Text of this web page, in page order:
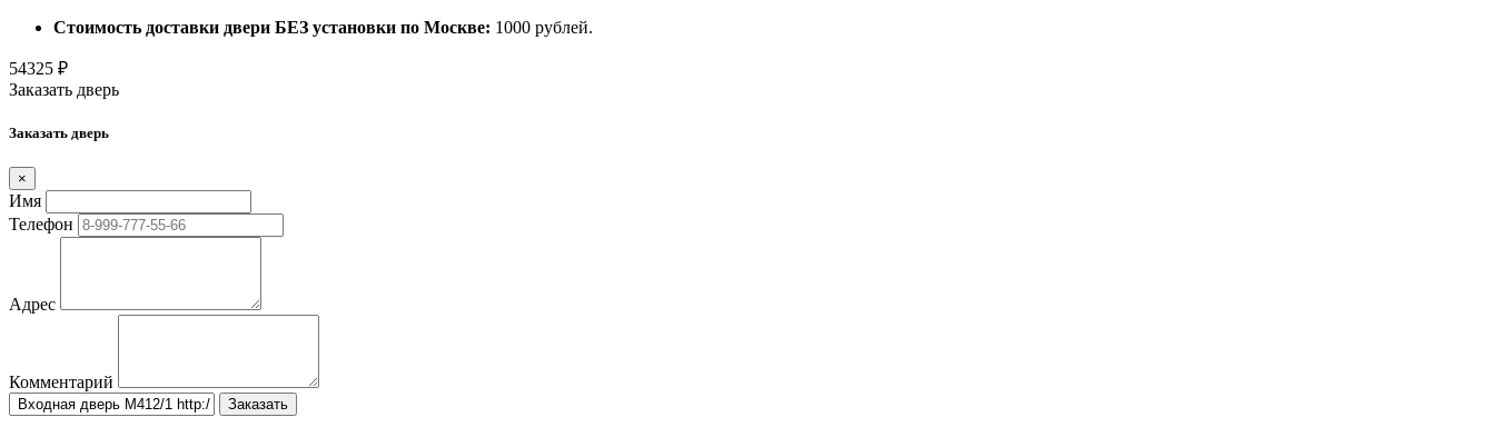
Стоимость доставки двери БЕЗ установки по Москве: 1000 рублей.
54325 ₽
Заказать дверь
Заказать дверь
×
Имя
Телефон
Адрес
Комментарий
Заказать